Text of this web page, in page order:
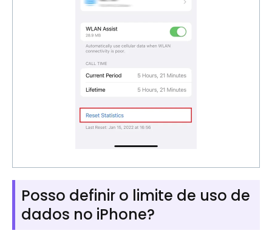
Posso definir o limite de uso de
dados no iPhone?